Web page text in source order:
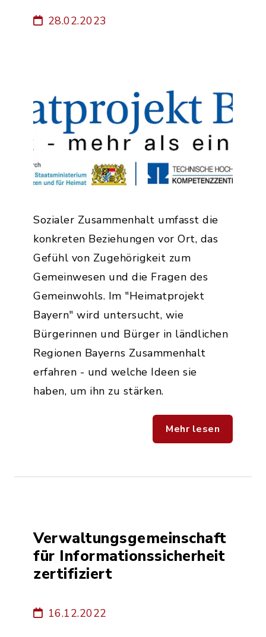
28.02.2023
Sozialer Zusammenhalt umfasst die
konkreten Beziehungen vor Ort, das
Gefühl von Zugehörigkeit zum
Gemeinwesen und die Fragen des
Gemeinwohls. Im "Heimatprojekt
Bayern" wird untersucht, wie
Bürgerinnen und Bürger in ländlichen
Regionen Bayerns Zusammenhalt
erfahren - und welche Ideen sie
haben, um ihn zu stärken.
Mehr lesen
Verwaltungsgemeinschaft
für Informationssicherheit
zertifiziert
16.12.2022